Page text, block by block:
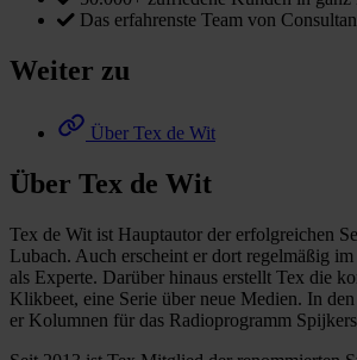
Das erfahrenste Team von
Weiter zu
Über Tex de Wit
Über Tex de Wit
Tex de Wit ist Hauptautor der erfolgreichen
Lubach. Auch erscheint er dort regelmäßig
als Experte. Darüber hinaus erstellt Tex die
Klikbeet, eine Serie über neue Medien. In
er Kolumnen für das Radioprogramm